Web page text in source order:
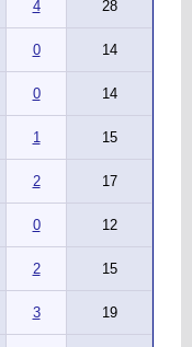
4 28
0 14
0 14
1 15
2 17
0 12
2 15
3 19